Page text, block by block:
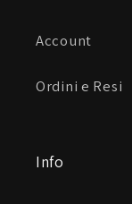
Account
Ordini e Resi
Info